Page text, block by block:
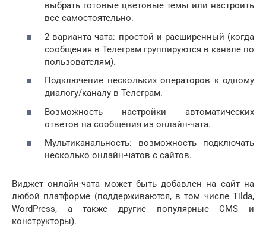
выбрать готовые цветовые темы или настроить
все самостоятельно.
2 варианта чата: простой и расширенный (когда
сообщения в Телеграм группируются в канале по
пользователям).
Подключение нескольких операторов к одному
диалогу/каналу в Телеграм.
Возможность настройки автоматических
ответов на сообщения из онлайн-чата.
Мультиканальность: возможность подключать
несколько онлайн-чатов с сайтов.
Виджет онлайн-чата может быть добавлен на сайт на
любой платформе (поддерживаются, в том числе Tilda,
WordPress, а также другие популярные CMS и
конструкторы).